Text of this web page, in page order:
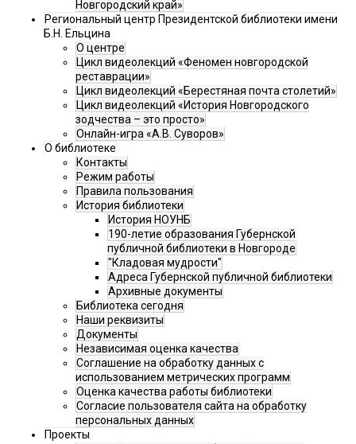
Новгородский край»
Региональный центр Президентской библиотеки имени
Б.Н. Ельцина
О центре
Цикл видеолекций «Феномен новгородской
реставрации»
Цикл видеолекций «Берестяная почта столетий»
Цикл видеолекций «История Новгородского
зодчества – это просто»
Онлайн-игра «А.В. Суворов»
О библиотеке
Контакты
Режим работы
Правила пользования
История библиотеки
История НОУНБ
190-летие образования Губернской
публичной библиотеки в Новгороде
"Кладовая мудрости"
Адреса Губернской публичной библиотеки
Архивные документы
Библиотека сегодня
Наши реквизиты
Документы
Независимая оценка качества
Соглашение на обработку данных с
использованием метрических программ
Оценка качества работы библиотеки
Согласие пользователя сайта на обработку
персональных данных
Проекты